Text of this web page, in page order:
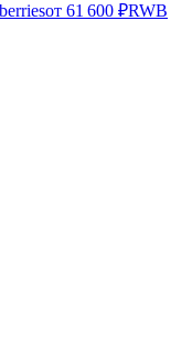
от 61 600 ₽RWB